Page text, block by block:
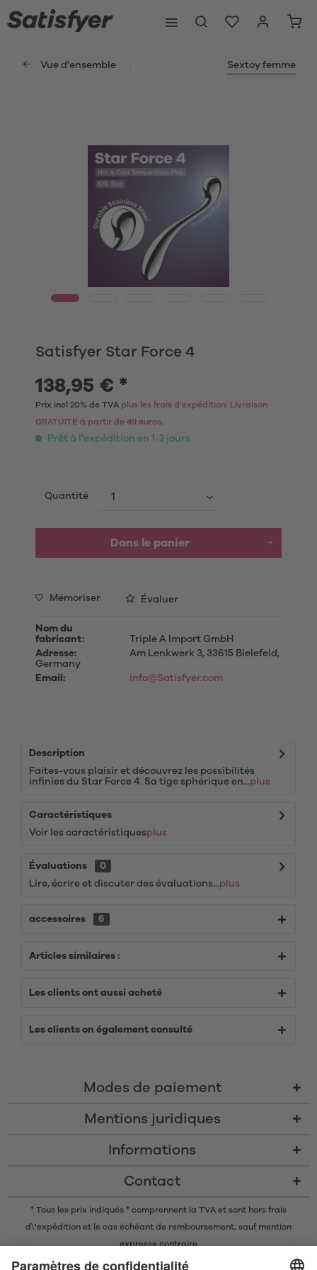
Vue d'ensemble Sextoy femme
Satisfyer Star Force 4
138,95 € *
Prix incl 20% de TVA plus les frais d'expédition. Livraison
GRATUITE à partir de 49 euros.
Prêt à l’expédition en 1-2 jours
Quantité
Dans le panier
Mémoriser Évaluer
Nom du
fabricant:
Triple A Import GmbH
Adresse:
Am Lenkwerk 3, 33615 Bielefeld,
Germany
Email:
info@Satisfyer.com
Description
Faites-vous plaisir et découvrez les possibilités
infinies du Star Force 4. Sa tige sphérique en...plus
Caractéristiques
Voir les caractéristiquesplus
Évaluations
0
Lire, écrire et discuter des évaluations...plus
accessoires 6
Articles similaires :
Les clients ont aussi acheté
Les clients on également consulté
Modes de paiement
Mentions juridiques
Informations
Contact
* Tous les prix indiqués * comprennent la TVA et sont hors frais
d\'expédition et le cas échéant de remboursement, sauf mention
expresse contraire
* La marque nominative et les logos Bluetooth® sont des marques